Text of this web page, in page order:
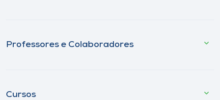
Professores e Colaboradores
Cursos